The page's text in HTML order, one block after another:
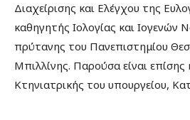
Διαχείρισης και Ελέγχου της
καθηγητής Ιολογίας και Ιογενών
πρύτανης του Πανεπιστημίου
Μπιλλίνης. Παρούσα είναι επίσης
Κτηνιατρικής του υπουργείου,